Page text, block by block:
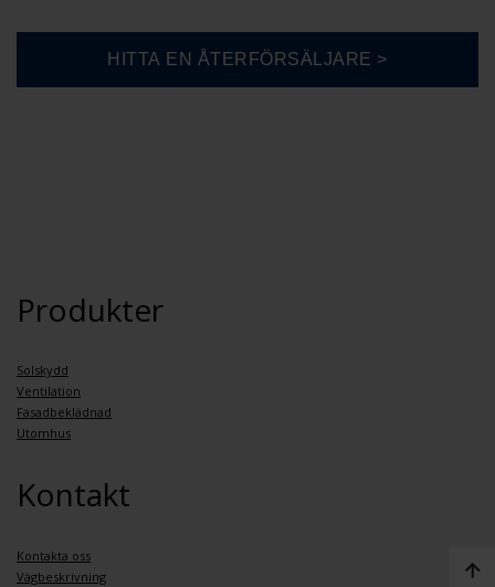
Produkter
Solskydd
Ventilation
Fasadbeklädnad
Utomhus
Kontakt
Kontakta oss
Vägbeskrivning